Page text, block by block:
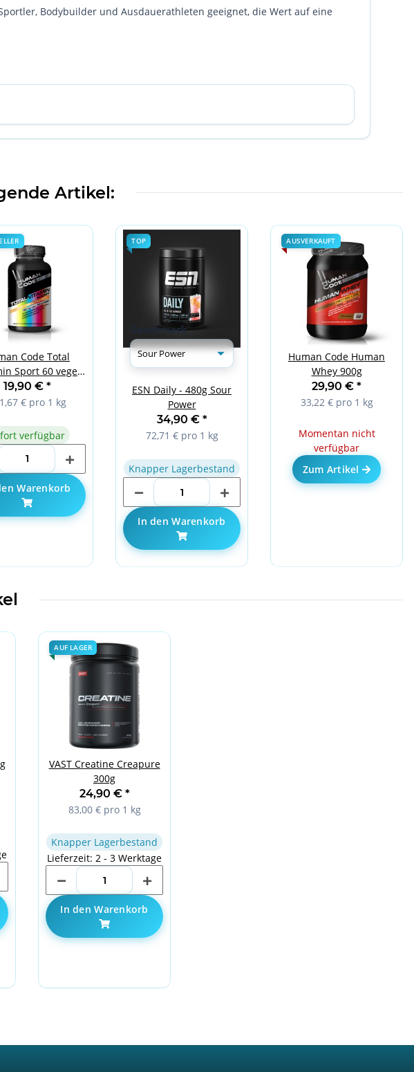
Bodybuilder und Ausdauerathleten geeignet, die Wert auf eine
Artikel:
Code Total
Sport 60 vege
caps
19,90 € *
€ pro 1 kg
verfügbar
Warenkorb
TOP
Geschmack
ESN Daily - 480g Sour
Power
34,90 € *
72,71 € pro 1 kg
Knapper Lagerbestand
In den Warenkorb
AUSVERKAUFT
Human Code Human
Whey 900g
29,90 € *
33,22 € pro 1 kg
Momentan nicht
verfügbar
Zum Artikel
AUF LAGER
VAST Creatine Creapure
300g
24,90 € *
83,00 € pro 1 kg
Knapper Lagerbestand
Lieferzeit: 2 - 3 Werktage
In den Warenkorb